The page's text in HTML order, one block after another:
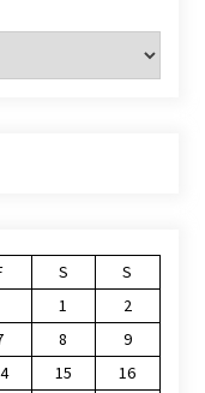
S
S
1
2
8
9
15
16